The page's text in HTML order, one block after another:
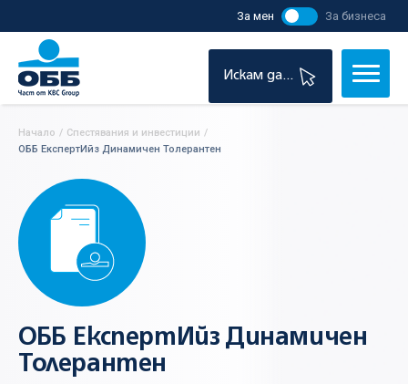
За мен За бизнеса
Искам да...
Начало / Спестявания и инвестиции /
ОББ ЕкспертИйз Динамичен Толерантен
ОББ ЕкспертИйз Динамичен
Толерантен